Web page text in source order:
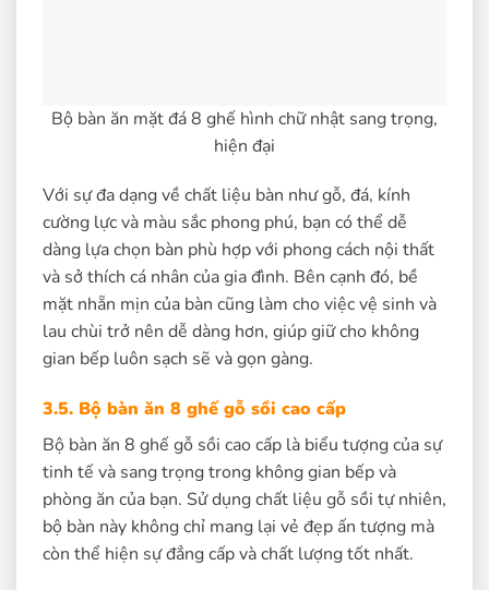
Bộ bàn ăn mặt đá 8 ghế hình chữ nhật sang trọng,
hiện đại
Với sự đa dạng về chất liệu bàn như gỗ, đá, kính
cường lực và màu sắc phong phú, bạn có thể dễ
dàng lựa chọn bàn phù hợp với phong cách nội thất
và sở thích cá nhân của gia đình. Bên cạnh đó, bề
mặt nhẵn mịn của bàn cũng làm cho việc vệ sinh và
lau chùi trở nên dễ dàng hơn, giúp giữ cho không
gian bếp luôn sạch sẽ và gọn gàng.
3.5. Bộ bàn ăn 8 ghế gỗ sồi cao cấp
Bộ bàn ăn 8 ghế gỗ sồi cao cấp là biểu tượng của sự
tinh tế và sang trọng trong không gian bếp và
phòng ăn của bạn. Sử dụng chất liệu gỗ sồi tự nhiên,
bộ bàn này không chỉ mang lại vẻ đẹp ấn tượng mà
còn thể hiện sự đẳng cấp và chất lượng tốt nhất.